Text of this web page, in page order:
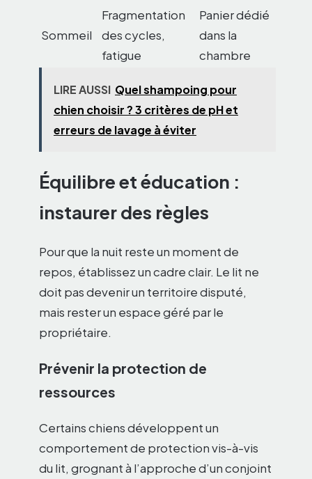
Sommeil
Fragmentation
des cycles,
fatigue
Panier dédié
dans la
chambre
LIRE AUSSI Quel shampoing pour
chien choisir ? 3 critères de pH et
erreurs de lavage à éviter
Équilibre et éducation :
instaurer des règles
Pour que la nuit reste un moment de
repos, établissez un cadre clair. Le lit ne
doit pas devenir un territoire disputé,
mais rester un espace géré par le
propriétaire.
Prévenir la protection de
ressources
Certains chiens développent un
comportement de protection vis-à-vis
du lit, grognant à l’approche d’un conjoint